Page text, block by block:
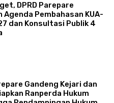
DPRD Parepare
Agenda Pembahasan KUA-
dan Konsultasi Publik 4
Gandeng Kejari dan
Ranperda Hukum